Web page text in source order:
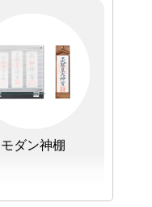
贈るセット
モダン神棚